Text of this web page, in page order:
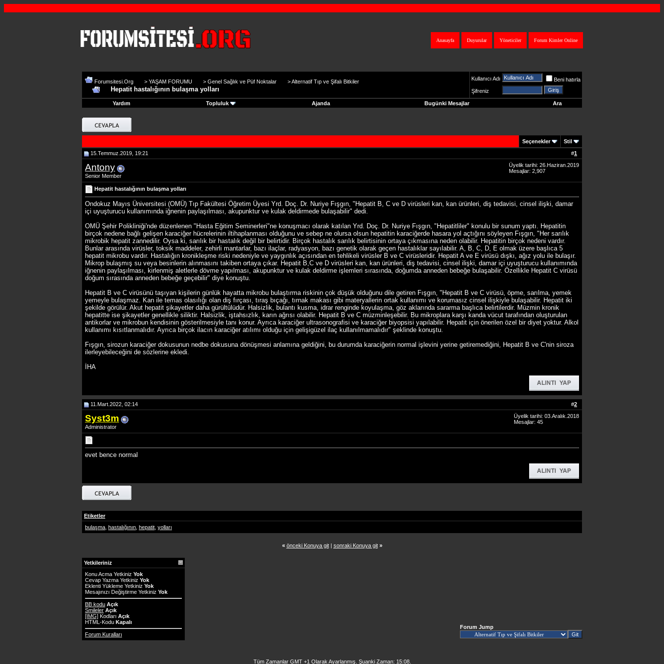
Forum Kimler Online
Yöneticiler
Duyurular
Anasayfa
Forumsitesi.Org > YAŞAM FORUMU > Genel Sağlık ve Püf Noktalar >Alternatif Tıp ve Şifalı Bitkiler
Hepatit hastalığının bulaşma yolları
Kullanıcı Adı
Beni hatırla
Şifreniz
Yardım Topluluk Ajanda Bugünki Mesajlar Ara
Seçenekler
Stil
#1
15.Temmuz.2019, 19:21
Antony
Senior Member
Üyelik tarihi: 26.Haziran.2019
Mesajlar: 2,907
Hepatit hastalığının bulaşma yolları
Ondokuz Mayıs Üniversitesi (OMÜ) Tıp Fakültesi Öğretim Üyesi Yrd. Doç. Dr. Nuriye Fışgın, "Hepatit B, C ve D virüsleri kan, kan ürünleri, diş tedavisi, cinsel ilişki, damar
içi uyuşturucu kullanımında iğnenin paylaşılması, akupunktur ve kulak deldirmede bulaşabilir" dedi.
OMÜ Şehir Polikliniği'nde düzenlenen "Hasta Eğitim Seminerleri"ne konuşmacı olarak katılan Yrd. Doç. Dr. Nuriye Fışgın, "Hepatitliler" konulu bir sunum yaptı. Hepatitin
birçok nedene bağlı gelişen karaciğer hücrelerinin iltihaplanması olduğunu ve sebep ne olursa olsun hepatitin karaciğerde hasara yol açtığını söyleyen Fışgın, "Her sarılık
mikrobik hepatit zannedilir. Oysa ki, sarılık bir hastalık değil bir belirtidir. Birçok hastalık sarılık belirtisinin ortaya çıkmasına neden olabilir. Hepatitin birçok nedeni vardır.
Bunlar arasında virüsler, toksik maddeler, zehirli mantarlar, bazı ilaçlar, radyasyon, bazı genetik olarak geçen hastalıklar sayılabilir. A, B, C, D, E olmak üzere başlıca 5
hepatit mikrobu vardır. Hastalığın kronikleşme riski nedeniyle ve yaygınlık açısından en tehlikeli virüsler B ve C virüsleridir. Hepatit A ve E virüsü dışkı, ağız yolu ile bulaşır.
Mikrop bulaşmış su veya besinlerin alınmasını takiben ortaya çıkar. Hepatit B,C ve D virüsleri kan, kan ürünleri, diş tedavisi, cinsel ilişki, damar içi uyuşturucu kullanımında
iğnenin paylaşılması, kirlenmiş aletlerle dövme yapılması, akupunktur ve kulak deldirme işlemleri sırasında, doğumda anneden bebeğe bulaşabilir. Özellikle Hepatit C virüsü
doğum sırasında anneden bebeğe geçebilir" diye konuştu.
Hepatit B ve C virüsünü taşıyan kişilerin günlük hayatta mikrobu bulaştırma riskinin çok düşük olduğunu dile getiren Fışgın, "Hepatit B ve C virüsü, öpme, sarılma, yemek
yemeyle bulaşmaz. Kan ile temas olasılığı olan diş fırçası, tıraş bıçağı, tırnak makası gibi materyallerin ortak kullanımı ve korumasız cinsel ilişkiyle bulaşabilir. Hepatit iki
şekilde görülür. Akut hepatit şikayetler daha gürültülüdür. Halsizlik, bulantı kusma, idrar renginde koyulaşma, göz aklarında sararma başlıca belirtilerdir. Müzmin kronik
hepatitte ise şikayetler genellikle siliktir. Halsizlik, iştahsızlık, karın ağrısı olabilir. Hepatit B ve C müzminleşebilir. Bu mikroplara karşı kanda vücut tarafından oluşturulan
antikorlar ve mikrobun kendisinin gösterilmesiyle tanı konur. Ayrıca karaciğer ultrasonografisi ve karaciğer biyopsisi yapılabilir. Hepatit için önerilen özel bir diyet yoktur. Alkol
kullanımı kısıtlanmalıdır. Ayrıca birçok ilacın karaciğer atılımı olduğu için gelişigüzel ilaç kullanılmamalıdır" şeklinde konuştu.
Fışgın, sirozun karaciğer dokusunun nedbe dokusuna dönüşmesi anlamına geldiğini, bu durumda karaciğerin normal işlevini yerine getiremediğini, Hepatit B ve C'nin siroza
ilerleyebileceğini de sözlerine ekledi.
İHA
#2
11.Mart.2022, 02:14
Syst3m
Administrator
Üyelik tarihi: 03.Aralık.2018
Mesajlar: 45
evet bence normal
Etiketler
bulaşma hastalığının hepatit yolları
« önceki Konuya git| sonraki Konuya git »
Yetkileriniz
Konu Acma Yetkiniz Yok
Cevap Yazma Yetkiniz Yok
Eklenti Yükleme Yetkiniz Yok
Mesajınızı Değiştirme Yetkiniz Yok
BB kodu Açık
Smileler Açık
[IMG] Kodları Açık
HTML-Kodu Kapalı
Forum Kuralları
Forum Jump
Tüm Zamanlar GMT +1 Olarak Ayarlanmış. Şuanki Zaman: 15:08.